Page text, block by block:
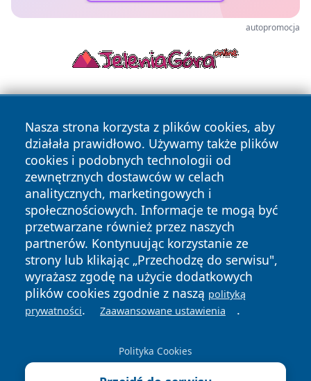
autopromocja
Nasza strona korzysta z plików cookies, aby
działała prawidłowo. Używamy także plików
cookies i podobnych technologii od
zewnętrznych dostawców w celach
analitycznych, marketingowych i
społecznościowych. Informacje te mogą być
przetwarzane również przez naszych
partnerów. Kontynuując korzystanie ze
strony lub klikając „Przechodzę do serwisu",
wyrażasz zgodę na użycie dodatkowych
plików cookies zgodnie z naszą polityką
prywatności. Zaawansowane ustawienia .
Polityka Cookies
Copyright © 2026 ciechanowski24.pl Wszystkie prawa
zastrzeżone.
News Autorzy
Polityka
Prywatności
Polityka
Cookies